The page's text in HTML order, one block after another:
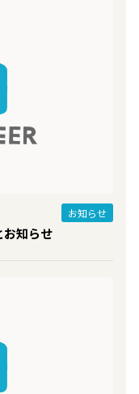
お知らせ
お知らせ